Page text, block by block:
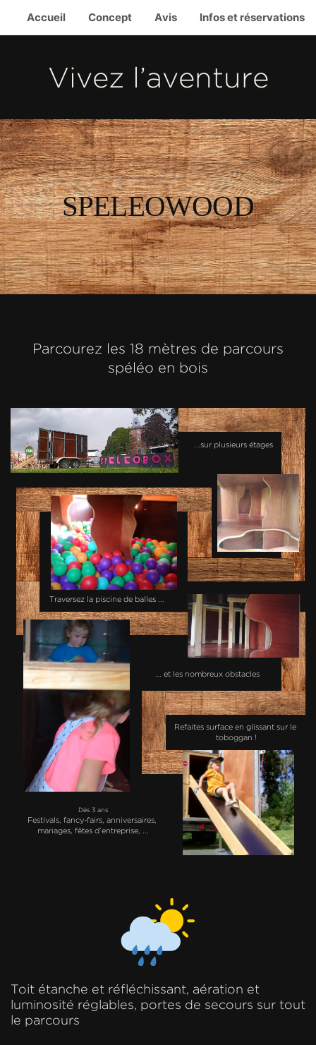
Accueil Concept Avis Infos et réservations
Vivez l’aventure
SPELEOWOOD
Parcourez les 18 mètres de parcours
spéléo en bois
...sur plusieurs étages
Traversez la piscine de balles ...
... et les nombreux obstacles
Refaites surface en glissant sur le ​
toboggan !
Dès 3 ans
Festivals, fancy-fairs, anniversaires, ​
mariages, fêtes d’entreprise, ...
Toit étanche et réfléchissant, aération et
luminosité ​réglables, portes de secours sur tout
le parcours